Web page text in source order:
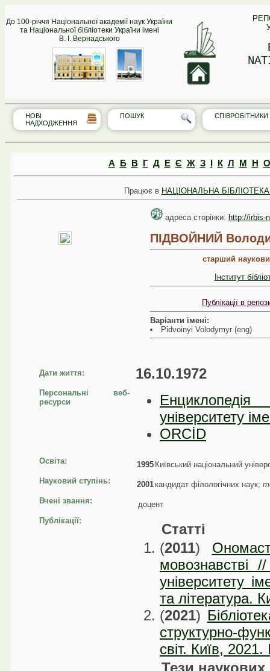
До 100-річчя Національної академії наук України
та Національної бібліотеки України імені
В. І. Вернадського
НОВІ
НАДХОДЖЕННЯ
ПОШУК СПІВРО‎БІТНИКИ
А Б В Г Д Е Є Ж З К Л М Н О
Працює в НАЦІОНАЛЬНА
адреса сторінки: http://irbis-
ПІДВОЙНИЙ
старший
Інститут
Публікації в
Варіанти імені:
Pidvoinyi Volodymyr (eng)
Дати життя: 16.10.1972
Персональні веб-
ресурси
університету
ORCİD
Освіта: 1995 Київський національний
Науковий ступінь:
2001кандидат філологічних наук;
Вчені звання:
доцент
Публікації:
Статті
(2011)
мовознавстві
університету
та література.
(2021)
структурно-
світ. Київ,
Тези